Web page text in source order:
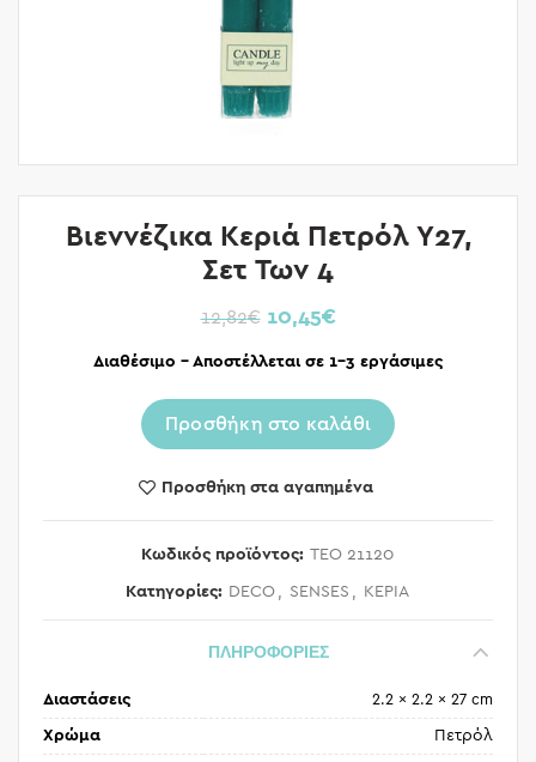
Βιεννέζικα Κεριά Πετρόλ Υ27,
Σετ Των 4
12,82€ 10,45€
Διαθέσιμο – Αποστέλλεται σε 1-3 εργάσιμες
Προσθήκη στο καλάθι
Προσθήκη στα αγαπημένα
Κωδικός προϊόντος: TEO 21120
Κατηγορίες: DECO , SENSES , ΚΕΡΙΑ
ΠΛΗΡΟΦΟΡΙΕΣ
Διαστάσεις 2.2 × 2.2 × 27 cm
Χρώμα Πετρόλ